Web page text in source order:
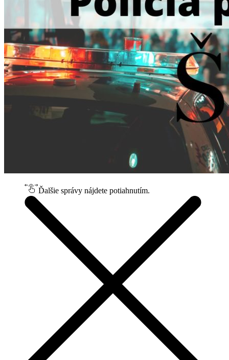
Ďalšie správy nájdete potiahnutím.